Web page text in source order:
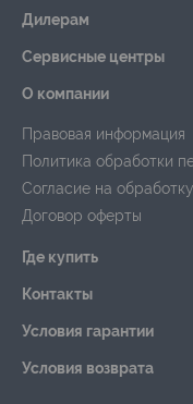
Дилерам
Сервисные центры
О компании
Правовая информация
Политика обработки
Согласие на
Договор оферты
Где купить
Контакты
Условия гарантии
Условия возврата